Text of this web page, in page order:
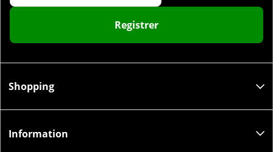
Registrer
Shopping
Information